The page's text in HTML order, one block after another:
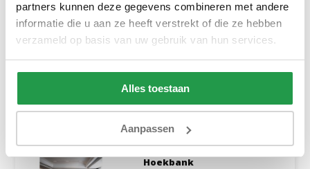
partners kunnen deze gegevens combineren met andere
informatie die u aan ze heeft verstrekt of die ze hebben
verzameld op basis van uw gebruik van hun services.
Alles toestaan
Aanpassen
Slaapbank met opbergruimte
Rio | Hoekbank
Ca. 4 tot 6 weken
Slaapbank met
opbergruimte Nero |
Hoekbank